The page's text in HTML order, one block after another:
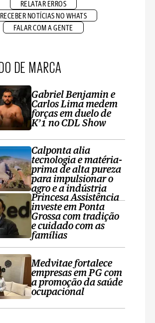
RELATAR ERROS
RECEBER NOTÍCIAS NO WHATS
FALAR COM A GENTE
DE MARCA
Gabriel Benjamin e
Carlos Lima medem
forças em duelo de
K’1 no CDL Show
Calponta alia
tecnologia e matéria-
prima de alta pureza
para impulsionar o
agro e a indústria
Princesa Assistência
investe em Ponta
Grossa com tradição
e cuidado com as
famílias
Medvitae fortalece
empresas em PG com
a promoção da saúde
ocupacional